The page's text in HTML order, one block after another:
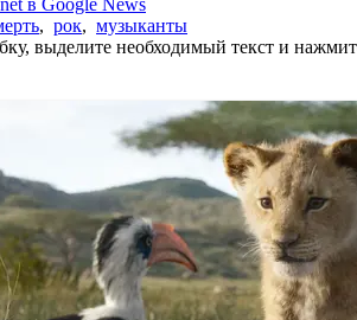
, рок, музыканты
выделите необходимый текст и